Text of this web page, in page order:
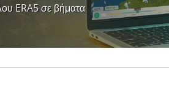
ERA5 σε βήματα